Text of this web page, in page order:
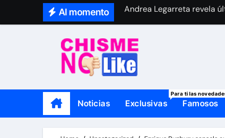
Al momento
Sylvia Pasquel revela el
Mamá de Geraldine
Thalí García se viste de
Noticias Exclusivas
Para ti las
Famosos